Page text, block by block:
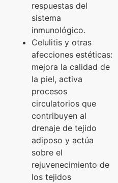
respuestas del
sistema
inmunológico.
Celulitis y otras
afecciones estéticas:
mejora la calidad de
la piel, activa
procesos
circulatorios que
contribuyen al
drenaje de tejido
adiposo y actúa
sobre el
rejuvenecimiento de
los tejidos